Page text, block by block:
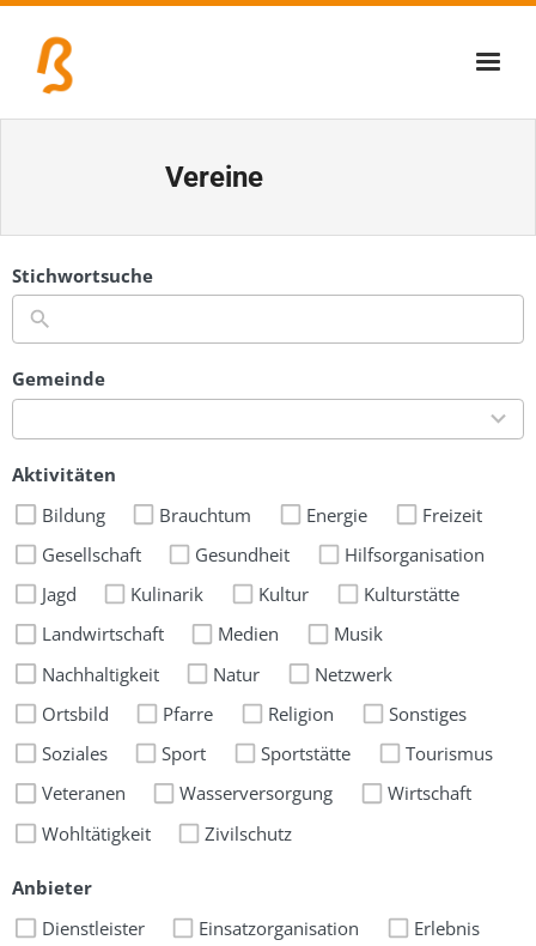
Tage der Industriekultur
Eisenstraßenmuseen
Veranstaltungen
Vereine
Stichwortsuche
Gemeinde
22
results
available
Aktivitäten
Bildung
Brauchtum Energie
Freizeit
Gesellschaft
Gesundheit
Hilfsorganisation
Jagd
Kulinarik Kultur
Kulturstätte
Landwirtschaft
Medien
Musik
Nachhaltigkeit
Natur
Netzwerk
Ortsbild
Pfarre Religion
Sonstiges
Soziales
Sport Sportstätte
Tourismus
Veteranen
Wasserversorgung
Wirtschaft
Wohltätigkeit
Zivilschutz
Anbieter
Dienstleister
Einsatzorganisation
Erlebnis